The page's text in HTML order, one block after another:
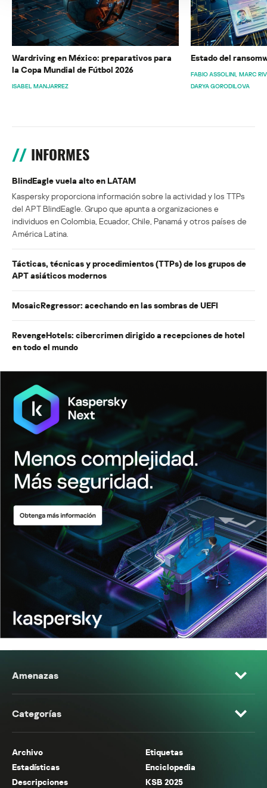
Wardriving en México: preparativos para
la Copa Mundial de Fútbol 2026
ISABEL MANJARREZ
Estado del
FABIO ASSOLINI MARC
DARYA GORODILOVA
INFORMES
BlindEagle vuela alto en LATAM
Kaspersky proporciona información sobre la actividad y los TTPs
del APT BlindEagle. Grupo que apunta a organizaciones e
individuos en Colombia, Ecuador, Chile, Panamá y otros países de
América Latina.
Tácticas, técnicas y procedimientos (TTPs) de los grupos de
APT asiáticos modernos
MosaicRegressor: acechando en las sombras de UEFI
RevengeHotels: cibercrimen dirigido a recepciones de hotel
en todo el mundo
Amenazas
Categorías
Archivo
Etiquetas
Estadísticas
Enciclopedia
Descripciones
KSB 2025